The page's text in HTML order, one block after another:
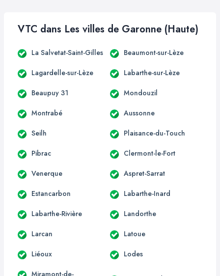
VTC dans Les villes de Garonne (Haute)
La Salvetat-Saint-Gilles Beaumont-sur-Lèze
Lagardelle-sur-Lèze Labarthe-sur-Lèze
Beaupuy 31 Mondouzil
Montrabé Aussonne
Seilh Plaisance-du-Touch
Pibrac Clermont-le-Fort
Venerque Aspret-Sarrat
Estancarbon Labarthe-Inard
Labarthe-Rivière Landorthe
Larcan Latoue
Liéoux Lodes
Miramont-de-